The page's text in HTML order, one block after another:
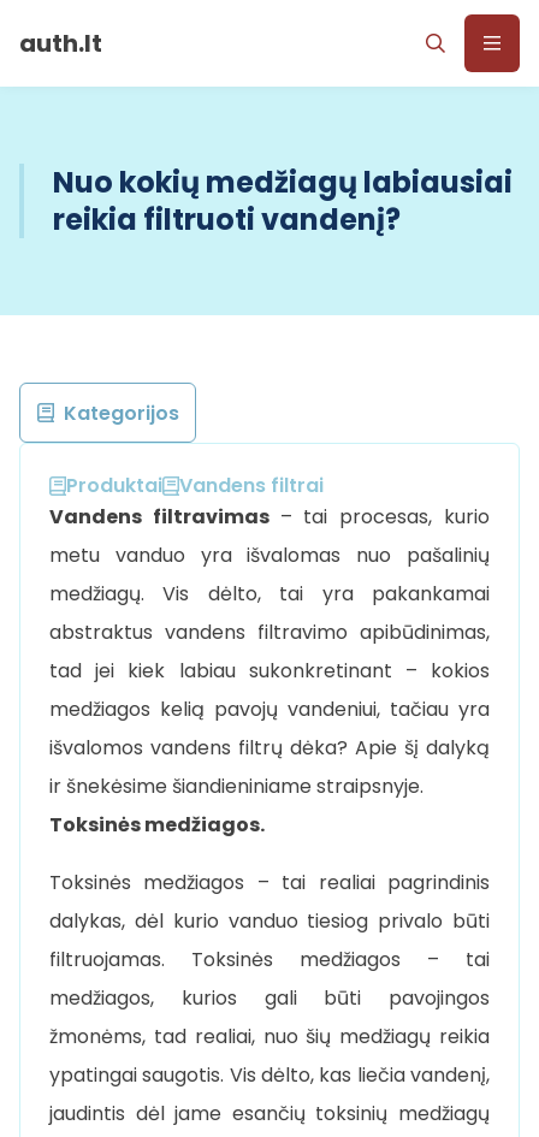
auth.lt
Nuo kokių medžiagų labiausiai
reikia filtruoti vandenį?
Produktai
Vandens filtrai
Vandens filtravimas – tai procesas, kurio
metu vanduo yra išvalomas nuo pašalinių
medžiagų. Vis dėlto, tai yra pakankamai
abstraktus vandens filtravimo apibūdinimas,
tad jei kiek labiau sukonkretinant – kokios
medžiagos kelią pavojų vandeniui, tačiau yra
išvalomos vandens filtrų dėka? Apie šį dalyką
ir šnekėsime šiandieniniame straipsnyje.
Toksinės medžiagos.
Toksinės medžiagos – tai realiai pagrindinis
dalykas, dėl kurio vanduo tiesiog privalo būti
filtruojamas. Toksinės medžiagos – tai
medžiagos, kurios gali būti pavojingos
žmonėms, tad realiai, nuo šių medžiagų reikia
ypatingai saugotis. Vis dėlto, kas liečia vandenį,
jaudintis dėl jame esančių toksinių medžiagų
Kategorijos